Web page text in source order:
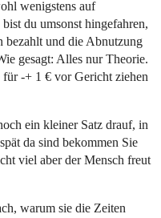
wenigstens auf
du umsonst hingefahren,
bezahlt und die Abnutzung
gesagt: Alles nur Theorie.
-+ 1 € vor Gericht ziehen
ein kleiner Satz drauf, in
da sind bekommen Sie
viel aber der Mensch freut
warum sie die Zeiten